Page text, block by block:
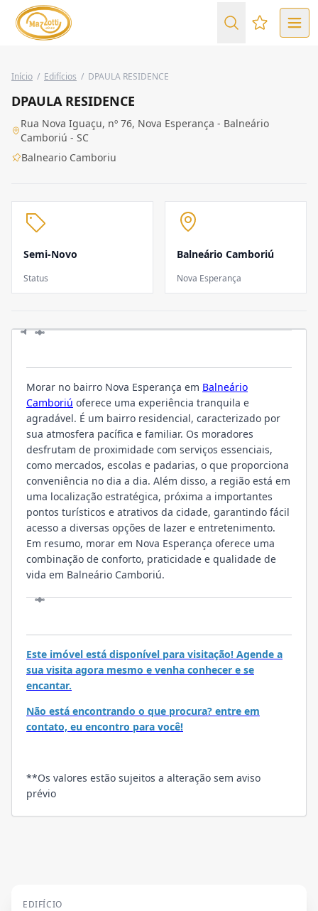
Favoritos
Início / Edifícios / DPAULA RESIDENCE
DPAULA RESIDENCE
Rua Nova Iguaçu, nº 76, Nova Esperança - Balneário
Camboriú - SC
Balneario Camboriu
Semi-Novo
Status
Balneário Camboriú
Nova Esperança
Morar no bairro Nova Esperança em Balneário
Camboriú oferece uma experiência tranquila e
agradável. É um bairro residencial, caracterizado por
sua atmosfera pacífica e familiar. Os moradores
desfrutam de proximidade com serviços essenciais,
como mercados, escolas e padarias, o que proporciona
conveniência no dia a dia. Além disso, a região está em
uma localização estratégica, próxima a importantes
pontos turísticos e atrativos da cidade, garantindo fácil
acesso a diversas opções de lazer e entretenimento.
Em resumo, morar em Nova Esperança oferece uma
combinação de conforto, praticidade e qualidade de
vida em Balneário Camboriú.
Este imóvel está disponível para visitação! Agende a
sua visita agora mesmo e venha conhecer e se
encantar.
Não está encontrando o que procura? entre em
contato, eu encontro para você!
**Os valores estão sujeitos a alteração sem aviso
prévio
EDIFÍCIO